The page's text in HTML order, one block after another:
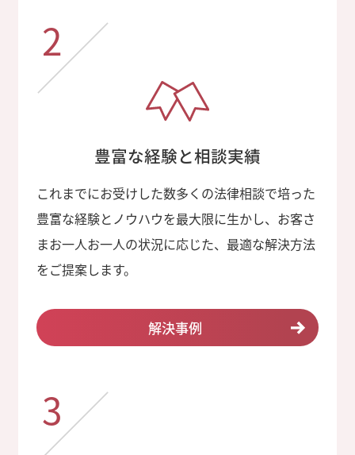
2
豊富な経験と相談実績
これまでにお受けした数多くの法律相談で培った
豊富な経験とノウハウを最大限に生かし、お客さ
まお一人お一人の状況に応じた、最適な解決方法
をご提案します。
解決事例
3